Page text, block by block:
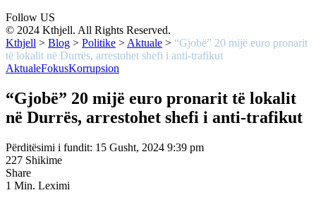
Follow US
© 2024 Kthjell. All Rights Reserved.
Kthjell > Blog > Politike > Aktuale > “Gjobë” 20 mijë euro pronarit
të lokalit në Durrës, arrestohet shefi i anti-trafikut
AktualeFokusKorrupsion
“Gjobë” 20 mijë euro pronarit të lokalit
në Durrës, arrestohet shefi i anti-trafikut
Përditësimi i fundit: 15 Gusht, 2024 9:39 pm
227 Shikime
Share
1 Min. Leximi